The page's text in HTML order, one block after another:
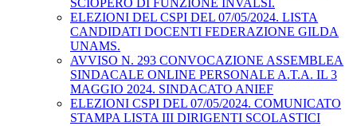
SCIOPERO DI FUNZIONE INVALSI.
ELEZIONI DEL CSPI DEL 07/05/2024. LISTA
CANDIDATI DOCENTI FEDERAZIONE GILDA
UNAMS.
AVVISO N. 293 CONVOCAZIONE ASSEMBLEA
SINDACALE ONLINE PERSONALE A.T.A. IL 3
MAGGIO 2024. SINDACATO ANIEF
ELEZIONI CSPI DEL 07/05/2024. COMUNICATO
STAMPA LISTA III DIRIGENTI SCOLASTICI